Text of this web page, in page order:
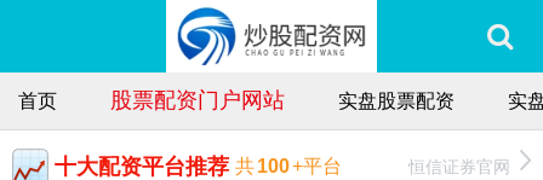
首页 股票配资门户网站 实盘股票配资 实
十大配资平台推荐 共100+平台 恒信证券官网